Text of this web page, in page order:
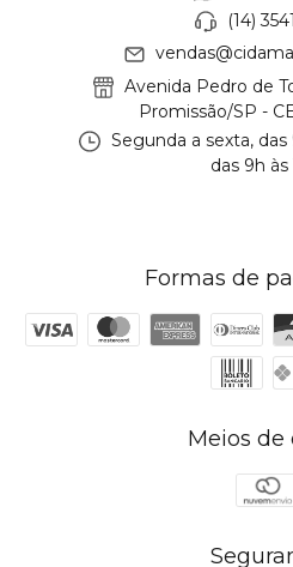
(14)
Avenida Pedro de
Promissão/SP -
Segunda a sexta, das
das 9h às
Formas de
Meios de